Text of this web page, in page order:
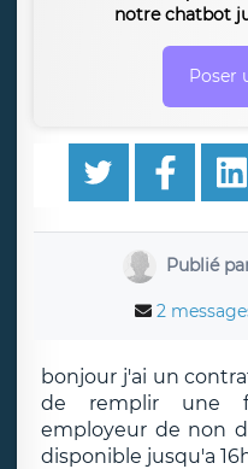
notre chatbot
Poser
Publié
2
bonjour j'ai un
de remplir une
employeur de non
disponible jusqu'a